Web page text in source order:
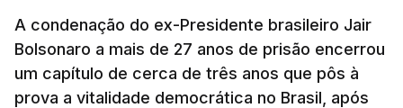
A condenação do ex-Presidente brasileiro Jair
Bolsonaro a mais de 27 anos de prisão encerrou
um capítulo de cerca de três anos que pôs à
prova a vitalidade democrática no Brasil, após